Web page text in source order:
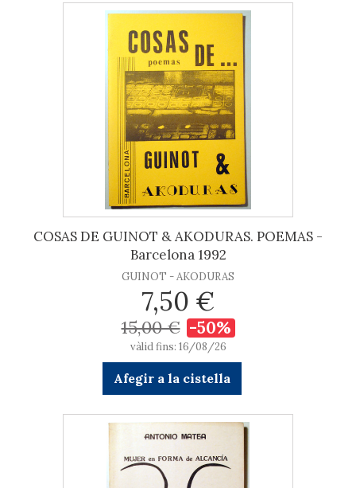
COSAS DE GUINOT & AKODURAS. POEMAS -
Barcelona 1992
GUINOT - AKODURAS
7,50 €
15,00 € -50%
vàlid fins: 16/08/26
Afegir a la cistella